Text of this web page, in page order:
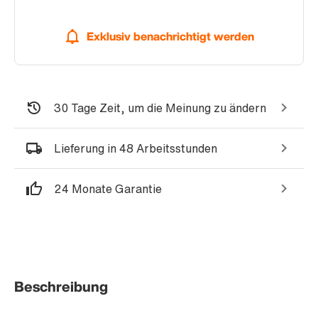
Exklusiv benachrichtigt werden
30 Tage Zeit, um die Meinung zu ändern
Lieferung in 48 Arbeitsstunden
24 Monate Garantie
Beschreibung